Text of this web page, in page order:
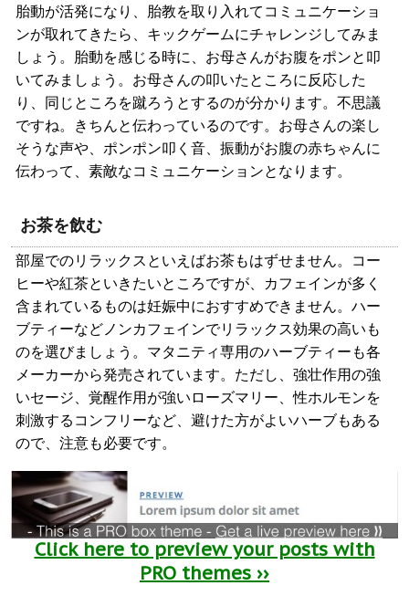
胎動が活発になり、胎教を取り入れてコミュニケーショ
ンが取れてきたら、キックゲームにチャレンジしてみま
しょう。胎動を感じる時に、お母さんがお腹をポンと叩
いてみましょう。お母さんの叩いたところに反応した
り、同じところを蹴ろうとするのが分かります。不思議
ですね。きちんと伝わっているのです。お母さんの楽し
そうな声や、ポンポン叩く音、振動がお腹の赤ちゃんに
伝わって、素敵なコミュニケーションとなります。
お茶を飲む
部屋でのリラックスといえばお茶もはずせません。コー
ヒーや紅茶といきたいところですが、カフェインが多く
含まれているものは妊娠中におすすめできません。ハー
ブティーなどノンカフェインでリラックス効果の高いも
のを選びましょう。マタニティ専用のハーブティーも各
メーカーから発売されています。ただし、強壮作用の強
いセージ、覚醒作用が強いローズマリー、性ホルモンを
刺激するコンフリーなど、避けた方がよいハーブもある
ので、注意も必要です。
Click here to preview your posts with
PRO themes ››